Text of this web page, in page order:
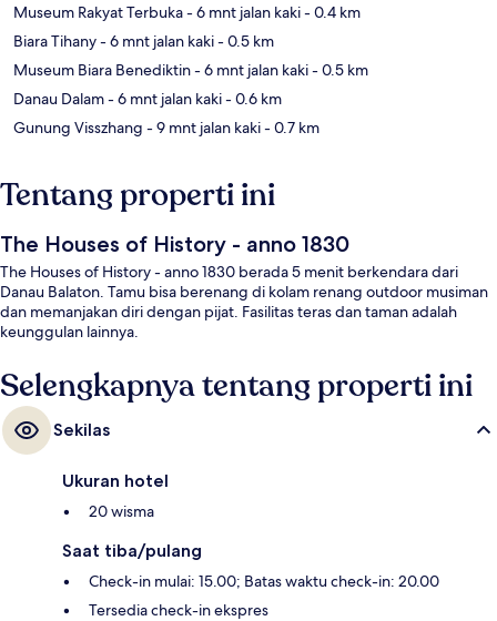
Museum Rakyat Terbuka- 6 mnt jalan kaki- 0.4 km
Biara Tihany- 6 mnt jalan kaki- 0.5 km
Museum Biara Benediktin- 6 mnt jalan kaki- 0.5 km
Danau Dalam- 6 mnt jalan kaki- 0.6 km
Gunung Visszhang - 9 mnt jalan kaki- 0.7 km
Tentang properti ini
The Houses of History - anno 1830
The Houses of History - anno 1830 berada 5 menit berkendara dari
Danau Balaton. Tamu bisa berenang di kolam renang outdoor musiman
dan memanjakan diri dengan pijat. Fasilitas teras dan taman adalah
keunggulan lainnya.
Selengkapnya tentang properti ini
Sekilas
Ukuran hotel
20 wisma
Saat tiba/pulang
Check-in mulai: 15.00; Batas waktu check-in: 20.00
Tersedia check-in ekspres